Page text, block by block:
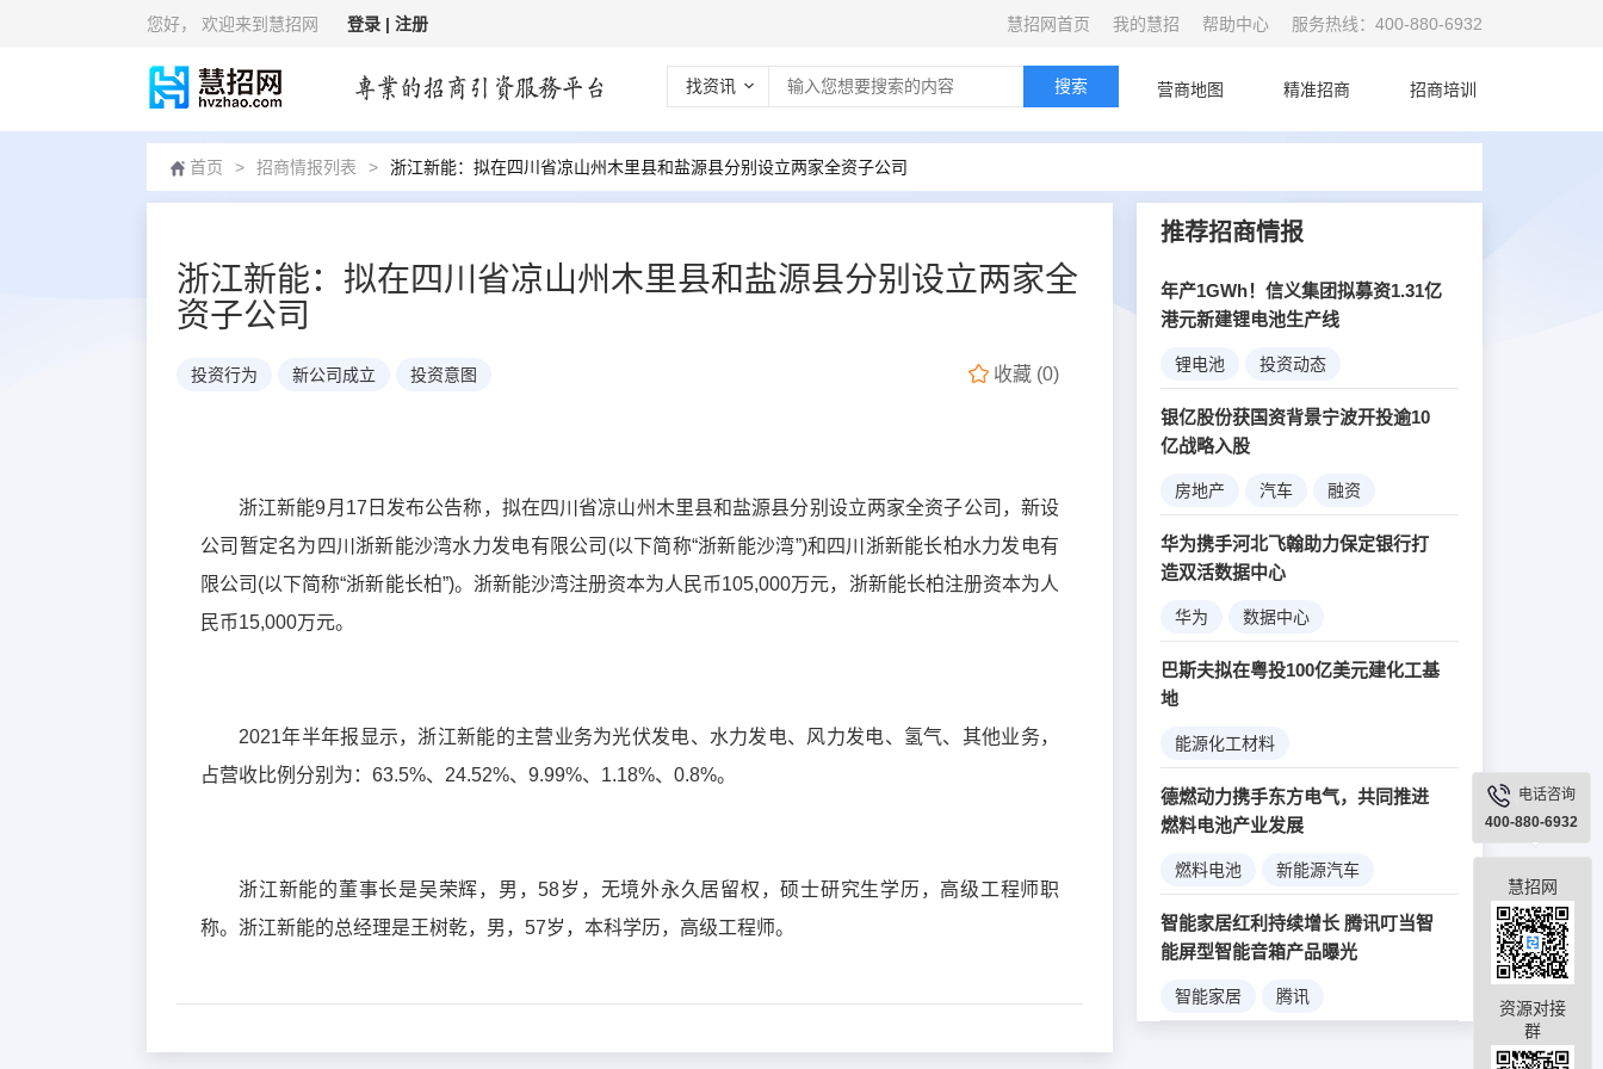
您好， 欢迎来到慧招网 登录 | 注册 慧招网首页 我的慧招 帮助中心 服务热线：400-880-6932
首页 营商地图 精准招商 招商培训
找资讯 搜索
首页 > 招商情报列表 > 浙江新能：拟在四川省凉山州木里县和盐源县分别设立两家全资子公司
浙江新能：拟在四川省凉山州木里县和盐源县分别设立两家全
资子公司
投资行为 新公司成立 投资意图 收藏 (0)
浙江新能9月17日发布公告称，拟在四川省凉山州木里县和盐源县分别设立两家全资子公司，新设
公司暂定名为四川浙新能沙湾水力发电有限公司(以下简称“浙新能沙湾”)和四川浙新能长柏水力发电有
限公司(以下简称“浙新能长柏”)。浙新能沙湾注册资本为人民币105,000万元，浙新能长柏注册资本为人
民币15,000万元。
2021年半年报显示，浙江新能的主营业务为光伏发电、水力发电、风力发电、氢气、其他业务，
占营收比例分别为：63.5%、24.52%、9.99%、1.18%、0.8%。
浙江新能的董事长是吴荣辉，男，58岁，无境外永久居留权，硕士研究生学历，高级工程师职
称。浙江新能的总经理是王树乾，男，57岁，本科学历，高级工程师。
推荐招商情报
年产1GWh！信义集团拟募资1.31亿
港元新建锂电池生产线
锂电池 投资动态
新能源
银亿股份获国资背景宁波开投逾10
亿战略入股
房地产 汽车 融资
华为携手河北飞翰助力保定银行打
造双活数据中心
华为 数据中心
互联网金融 大数据
银行业务
巴斯夫拟在粤投100亿美元建化工基
地
能源化工材料
德燃动力携手东方电气，共同推进
燃料电池产业发展
燃料电池 新能源汽车
智能家居红利持续增长 腾讯叮当智
能屏型智能音箱产品曝光
智能家居 腾讯
电话咨询
400-880-6932
慧招网
资源对接
群